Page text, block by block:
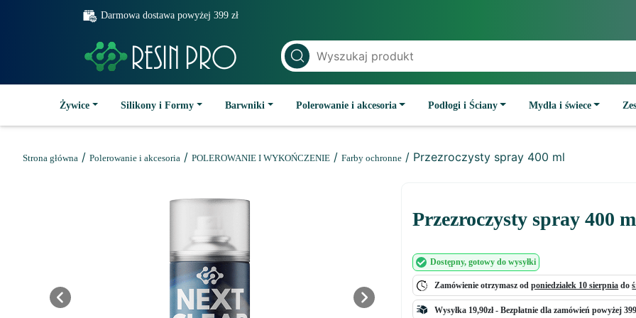
Darmowa dostawa powyżej 399 zł
Żywice Silikony i Formy Barwniki Polerowanie i akcesoria Podłogi i Ściany Mydła i świece
Strona główna / Polerowanie i akcesoria / POLEROWANIE I WYKOŃCZENIE / Farby ochronne / Przezroczysty spray 400 ml
Previous Next
Przezroczysty spray 400
Dostępny, gotowy do wysyłki
Zamówienie otrzymasz odponiedziałek 10 sierpnia do
Wysyłka 19,90zł -Bezpłatnie dla zamówień powyżej